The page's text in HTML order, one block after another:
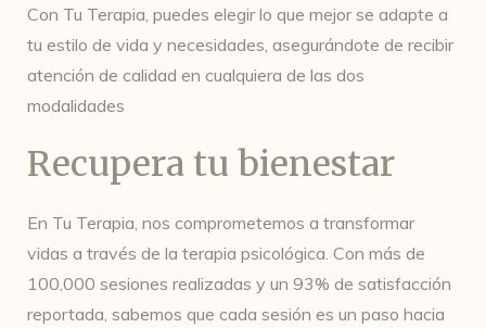
Con Tu Terapia, puedes elegir lo que mejor se adapte a
tu estilo de vida y necesidades, asegurándote de recibir
atención de calidad en cualquiera de las dos
modalidades
Recupera tu bienestar
En Tu Terapia, nos comprometemos a transformar
vidas a través de la terapia psicológica. Con más de
100,000 sesiones realizadas y un 93% de satisfacción
reportada, sabemos que cada sesión es un paso hacia